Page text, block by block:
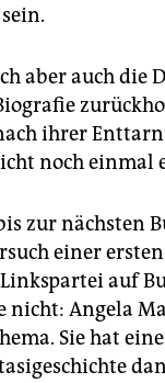
aber auch die
ihrer
noch einmal
zur nächsten
einer
auf
nicht: Angela
Sie hat